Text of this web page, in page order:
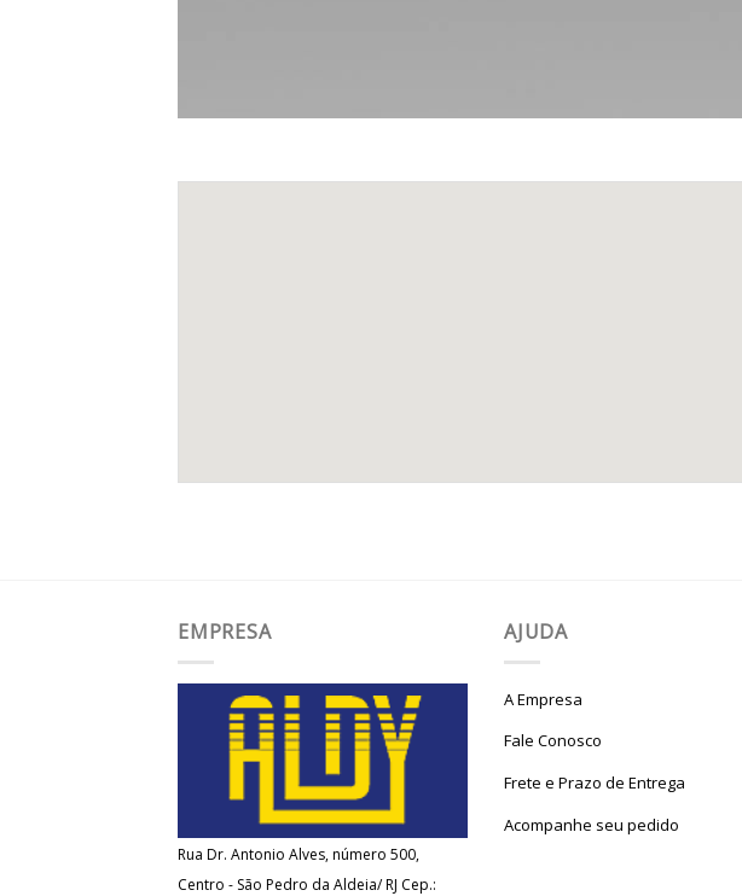
EMPRESA
Rua Dr. Antonio Alves, número 500,
Centro - São Pedro da Aldeia/ RJ Cep.:
AJUDA
A Empresa
Fale Conosco
Frete e Prazo de Entrega
Acompanhe seu pedido